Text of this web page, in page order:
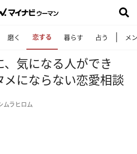
磨く 恋する 暮らす 占う メ
気になる人ができ
にならない恋愛相談
ムラヒロム